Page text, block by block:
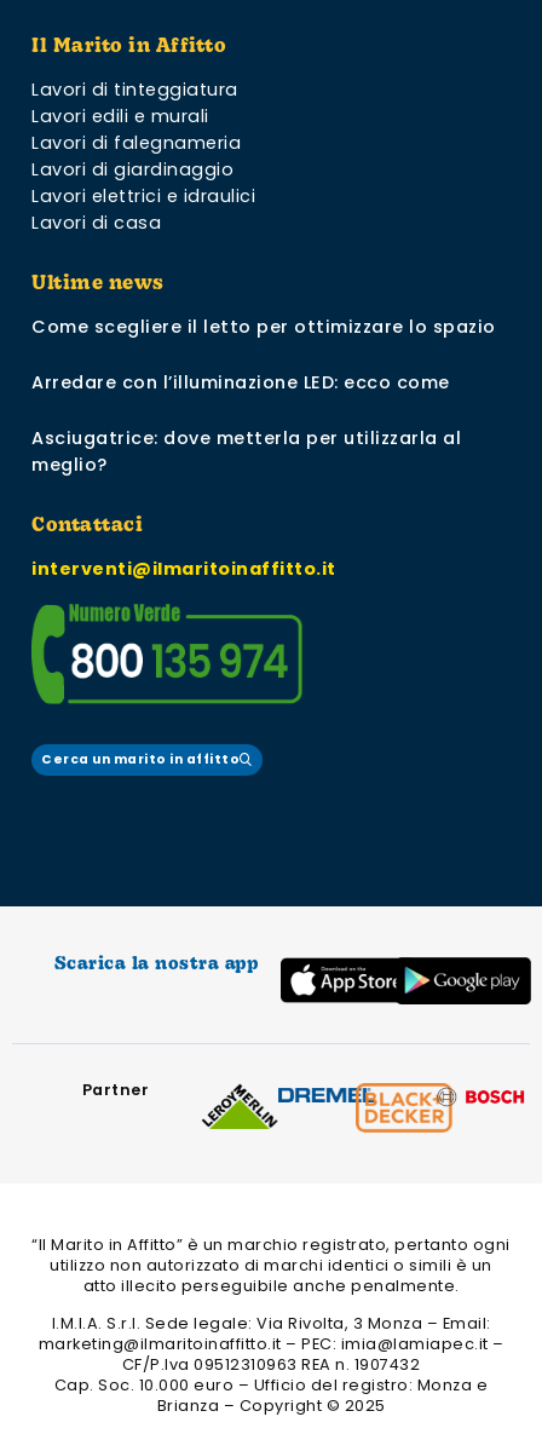
Il Marito in Affitto
Lavori di tinteggiatura
Lavori edili e murali
Lavori di falegnameria
Lavori di giardinaggio
Lavori elettrici e idraulici
Lavori di casa
Ultime news
Come scegliere il letto per ottimizzare lo spazio
Arredare con l’illuminazione LED: ecco come
Asciugatrice: dove metterla per utilizzarla al
meglio?
Contattaci
interventi@ilmaritoinaffitto.it
Cerca un marito in affitto
Scarica la nostra app
Partner
“Il Marito in Affitto” è un marchio registrato, pertanto ogni
utilizzo non autorizzato di marchi identici o simili è un
atto illecito perseguibile anche penalmente.
I.M.I.A. S.r.l. Sede legale: Via Rivolta, 3 Monza – Email:
marketing@ilmaritoinaffitto.it – PEC: imia@lamiapec.it –
CF/P.Iva 09512310963 REA n. 1907432
Cap. Soc. 10.000 euro – Ufficio del registro: Monza e
Brianza – Copyright © 2025